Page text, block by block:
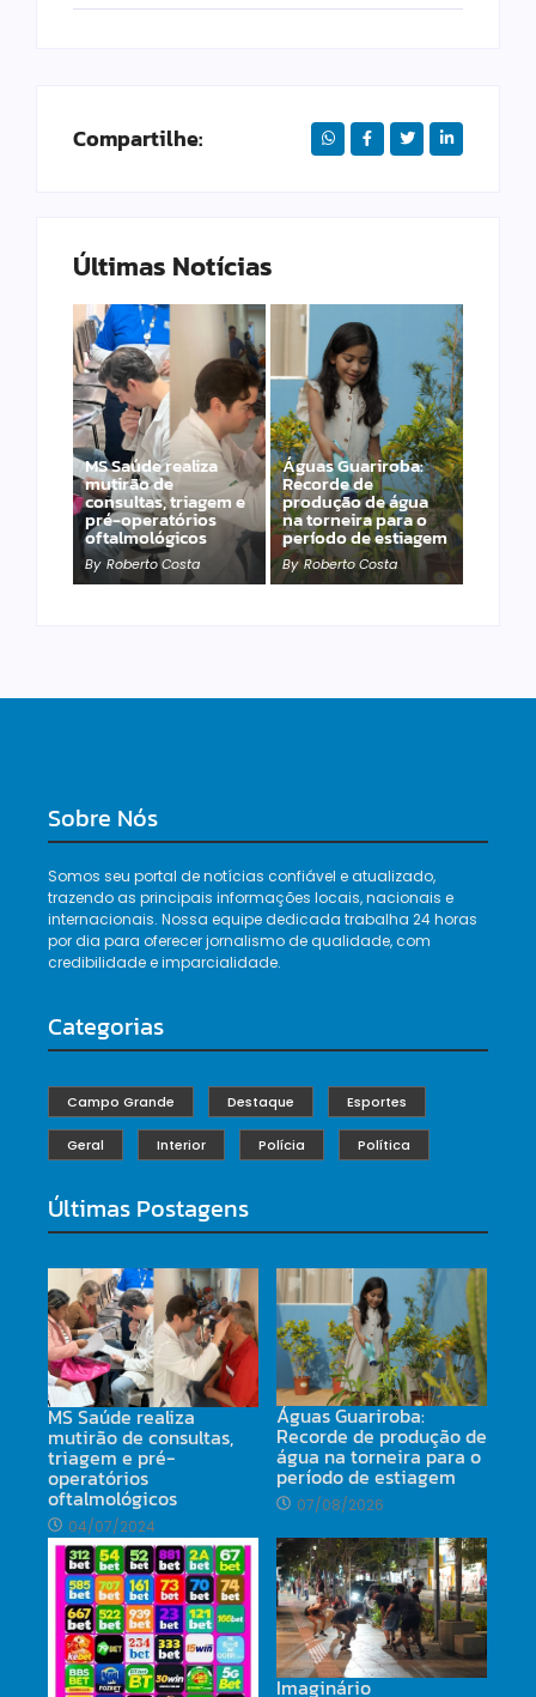
Compartilhe:
Últimas Notícias
MS Saúde realiza
mutirão de
consultas, triagem e
pré-operatórios
oftalmológicos
By Roberto Costa
Águas Guariroba:
Recorde de
produção de água
na torneira para o
período de estiagem
By Roberto Costa
Projeto de Lei de
Kemp veta recursos
estaduais para
divulgadores de bets
By Roberto Costa
Sobre Nós
Somos seu portal de notícias confiável e atualizado,
trazendo as principais informações locais, nacionais e
internacionais. Nossa equipe dedicada trabalha 24 horas
por dia para oferecer jornalismo de qualidade, com
credibilidade e imparcialidade.
Categorias
Campo Grande Destaque Esportes
Geral Interior Polícia Política
Últimas Postagens
MS Saúde realiza
mutirão de consultas,
triagem e pré-
operatórios
oftalmológicos
04/07/2024
Águas Guariroba:
Recorde de produção de
água na torneira para o
período de estiagem
07/08/2026
Imaginário